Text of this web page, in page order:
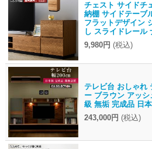
チェスト サイドチ
納棚 サイドテーブ
フラットデザイン
し スライドレール
9,980円 (税込)
テレビ台 おしゃれ
ー ブラウン アッ
級 無垢 完成品 日
243,000円 (税込)